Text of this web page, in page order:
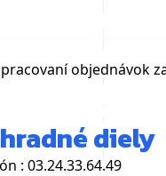
objednávok
diely
: 03.24.33.64.49